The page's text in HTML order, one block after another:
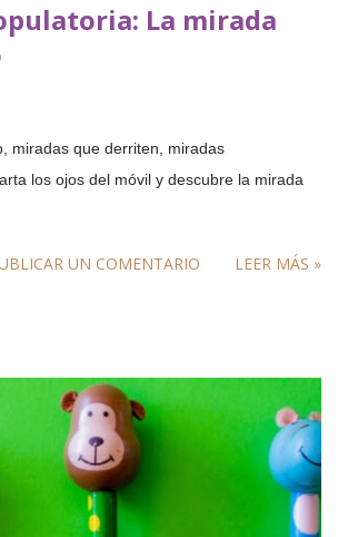
La mirada
miradas que derriten, miradas
los ojos del móvil y descubre la mirada
UN COMENTARIO LEER MÁS »